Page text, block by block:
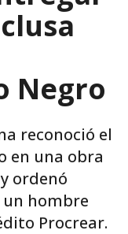
Negro
reconoció el
en una obra
ordenó
hombre
Procrear.